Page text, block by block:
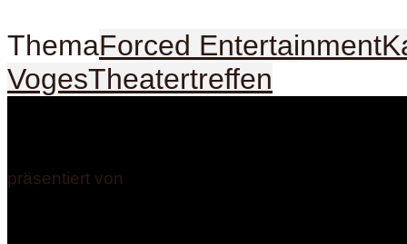
ThemaForced Entertainment
VogesTheatertreffen
präsentiert von